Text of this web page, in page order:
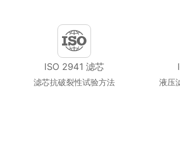
ISO 2941 滤芯
滤芯抗破裂性试验方法
液压